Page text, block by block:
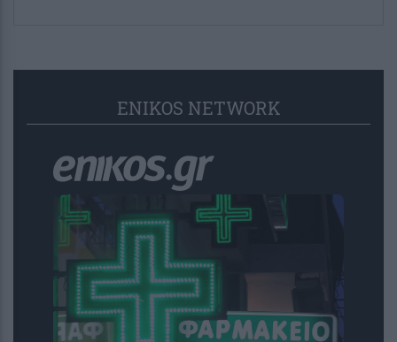
ENIKOS NETWORK